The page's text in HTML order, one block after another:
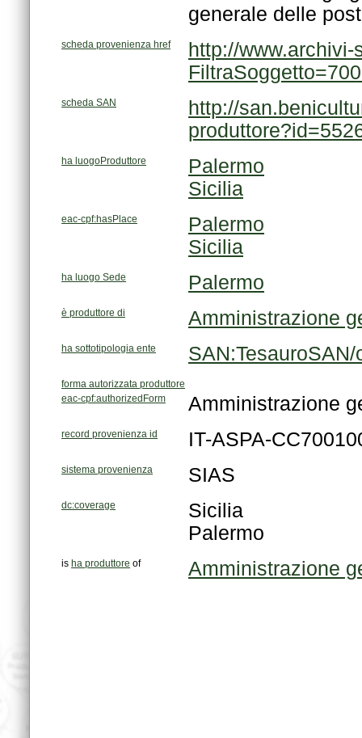
generale delle
scheda provenienza href
scheda SAN
ha luogoProduttore
Palermo
Sicilia
eac-cpf:hasPlace
Palermo
Sicilia
ha luogo Sede Palermo
è produttore di Amministrazione
ha sottotipologia ente
forma autorizzata produttore
eac-cpf:authorizedForm
Amministrazione
record provenienza id IT-ASPA-
sistema provenienza SIAS
dc:coverage
Sicilia
Palermo
is ha produttore of Amministrazione